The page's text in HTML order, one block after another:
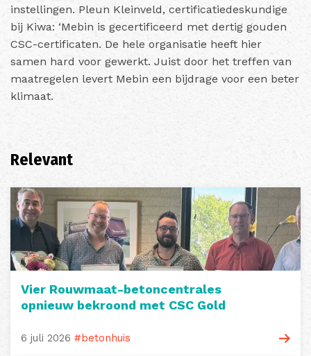
instellingen. Pleun Kleinveld, certificatiedeskundige
bij Kiwa: ‘Mebin is gecertificeerd met dertig gouden
CSC-certificaten. De hele organisatie heeft hier
samen hard voor gewerkt. Juist door het treffen van
maatregelen levert Mebin een bijdrage voor een beter
klimaat.
Relevant
Vier Rouwmaat-betoncentrales
opnieuw bekroond met CSC Gold
6 juli 2026 #betonhuis